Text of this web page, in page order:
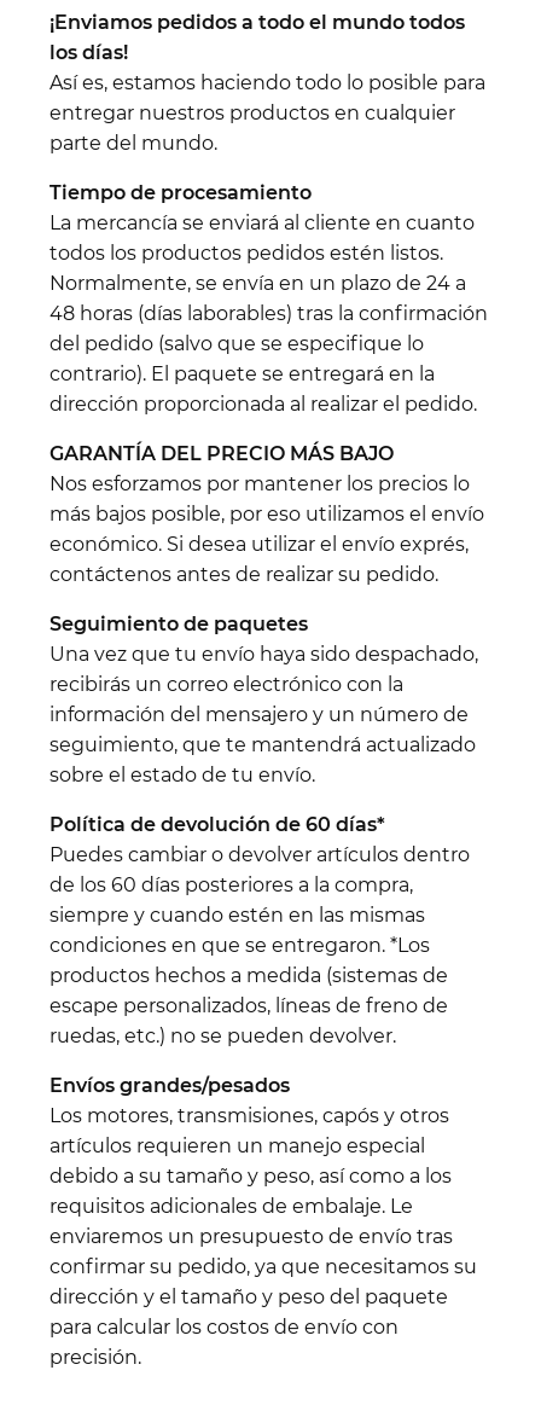
¡Enviamos pedidos a todo el mundo todos
los días!
Así es, estamos haciendo todo lo posible para
entregar nuestros productos en cualquier
parte del mundo.
Tiempo de procesamiento
La mercancía se enviará al cliente en cuanto
todos los productos pedidos estén listos.
Normalmente, se envía en un plazo de 24 a
48 horas (días laborables) tras la confirmación
del pedido (salvo que se especifique lo
contrario). El paquete se entregará en la
dirección proporcionada al realizar el pedido.
GARANTÍA DEL PRECIO MÁS BAJO
Nos esforzamos por mantener los precios lo
más bajos posible, por eso utilizamos el envío
económico. Si desea utilizar el envío exprés,
contáctenos antes de realizar su pedido.
Seguimiento de paquetes
Una vez que tu envío haya sido despachado,
recibirás un correo electrónico con la
información del mensajero y un número de
seguimiento, que te mantendrá actualizado
sobre el estado de tu envío.
Política de devolución de 60 días*
Puedes cambiar o devolver artículos dentro
de los 60 días posteriores a la compra,
siempre y cuando estén en las mismas
condiciones en que se entregaron. *Los
productos hechos a medida (sistemas de
escape personalizados, líneas de freno de
ruedas, etc.) no se pueden devolver.
Envíos grandes/pesados
Los motores, transmisiones, capós y otros
artículos requieren un manejo especial
debido a su tamaño y peso, así como a los
requisitos adicionales de embalaje. Le
enviaremos un presupuesto de envío tras
confirmar su pedido, ya que necesitamos su
dirección y el tamaño y peso del paquete
para calcular los costos de envío con
precisión.